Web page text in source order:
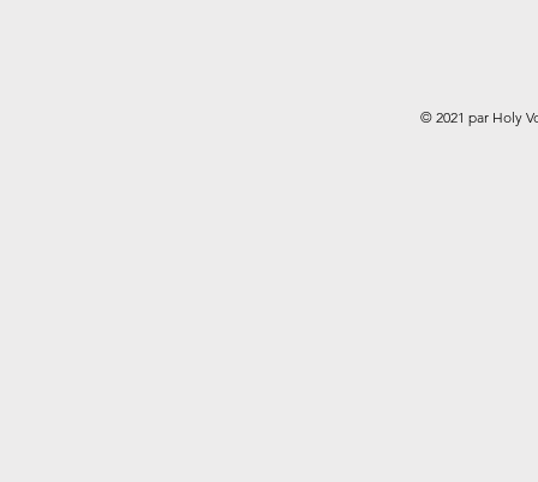
© 2021 par Holy